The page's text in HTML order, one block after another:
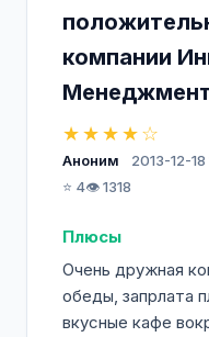
компании
★★★★☆
Аноним
2013-12-18
⭐ 4👁️ 1318
Плюсы
Очень дружная
обеды, запрлата
вкусные кафе